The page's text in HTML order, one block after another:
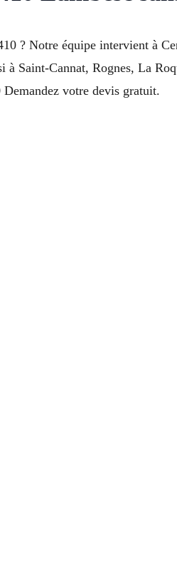
? Notre équipe intervient à
Saint-Cannat, Rognes, La
votre devis gratuit.